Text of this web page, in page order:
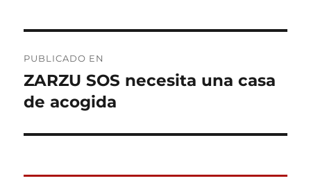
de
entradas
PUBLICADO EN
ZARZU SOS necesita una casa
de acogida